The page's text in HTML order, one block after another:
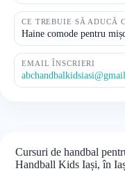
CE TREBUIE SĂ ADUCĂ
Haine comode pentru
EMAIL ÎNSCRIERI
Cursuri de handbal
Handball Kids Iași, în